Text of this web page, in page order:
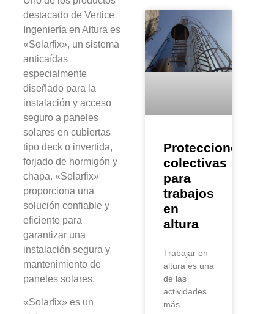
destacado de Vertice
Ingeniería en Altura es
«Solarfix», un sistema
anticaídas
especialmente
diseñado para la
instalación y acceso
seguro a paneles
solares en cubiertas
tipo deck o invertida,
forjado de hormigón y
chapa. «Solarfix»
proporciona una
solución confiable y
eficiente para
garantizar una
instalación segura y
mantenimiento de
paneles solares.
«Solarfix» es un
Protecciones
colectivas
para
trabajos
en
altura
Trabajar en
altura es una
de las
actividades
más